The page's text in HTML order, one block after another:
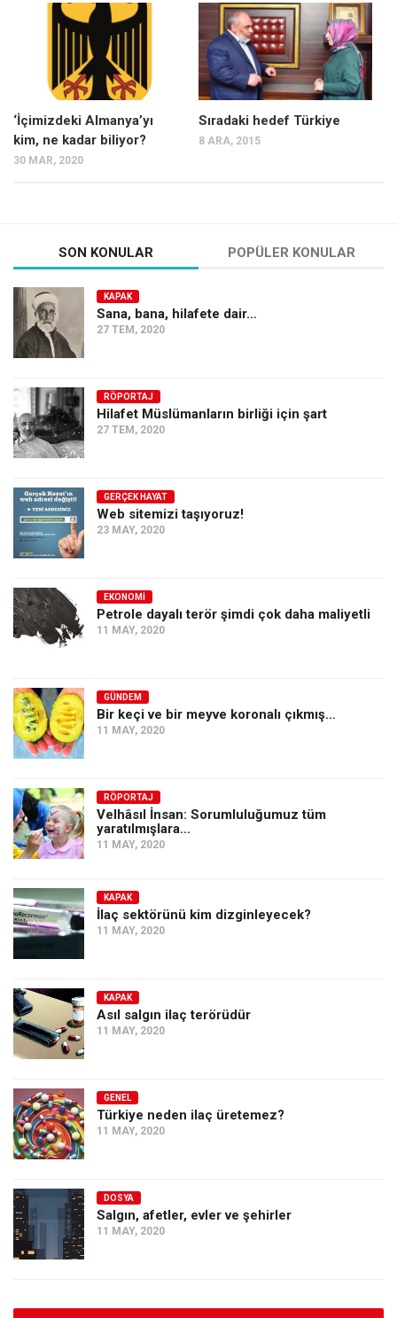
Mehmet Ali Tekin
Abir E. Nahas
Amina S. Jenenkovic
Bağdagül Öz
Esra Elönü
Kategoriler
Kültür Sanat
Kitap
Karisi kitap sualleri
7 soruda bu hafta
Ekonomi
Spor
Sağlık
Gıda-Beslenme
Türkiye
Siyaset
Dünya
Asya
Amerika
Avustralya
Tarih
Düşünce
Dosyalar
‘İçimizdeki Almanya’yı
kim, ne kadar biliyor?
30 MAR, 2020
Sıradaki hedef Türkiye
8 ARA, 2015
SON KONULAR POPÜLER KONULAR
KAPAK
Sana, bana, hilafete dair…
27 TEM, 2020
RÖPORTAJ
Hilafet Müslümanların birliği için şart
27 TEM, 2020
GERÇEK HAYAT
Web sitemizi taşıyoruz!
23 MAY, 2020
EKONOMI
Petrole dayalı terör şimdi çok daha maliyetli
11 MAY, 2020
GÜNDEM
Bir keçi ve bir meyve koronalı çıkmış…
11 MAY, 2020
RÖPORTAJ
Velhâsıl İnsan: Sorumluluğumuz tüm
yaratılmışlara…
11 MAY, 2020
KAPAK
İlaç sektörünü kim dizginleyecek?
11 MAY, 2020
KAPAK
Asıl salgın ilaç terörüdür
11 MAY, 2020
GENEL
Türkiye neden ilaç üretemez?
11 MAY, 2020
DOSYA
Salgın, afetler, evler ve şehirler
11 MAY, 2020